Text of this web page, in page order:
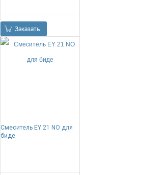
Заказать
Смеситель EY 21 NO для
биде